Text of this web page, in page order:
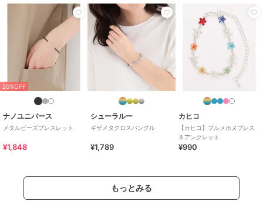
20%OFF
ナノユニバース
メタルビーズブレスレット
¥1,848
シューラルー
ギザメタクロスバングル
¥1,789
カヒコ
【カヒコ】プルメホヌブレス
＆アンクレット
¥990
もっとみる